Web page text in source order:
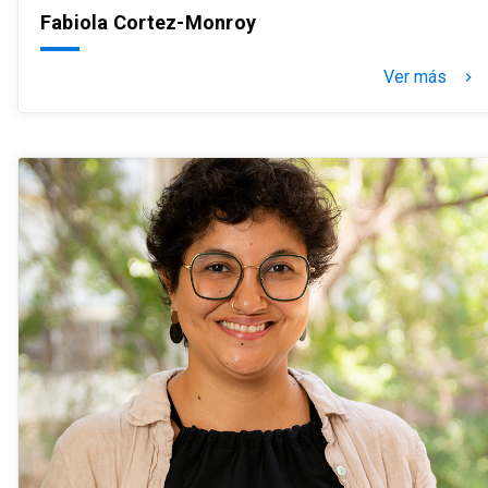
Fabiola Cortez-Monroy
Ver más keyboard_arrow_right